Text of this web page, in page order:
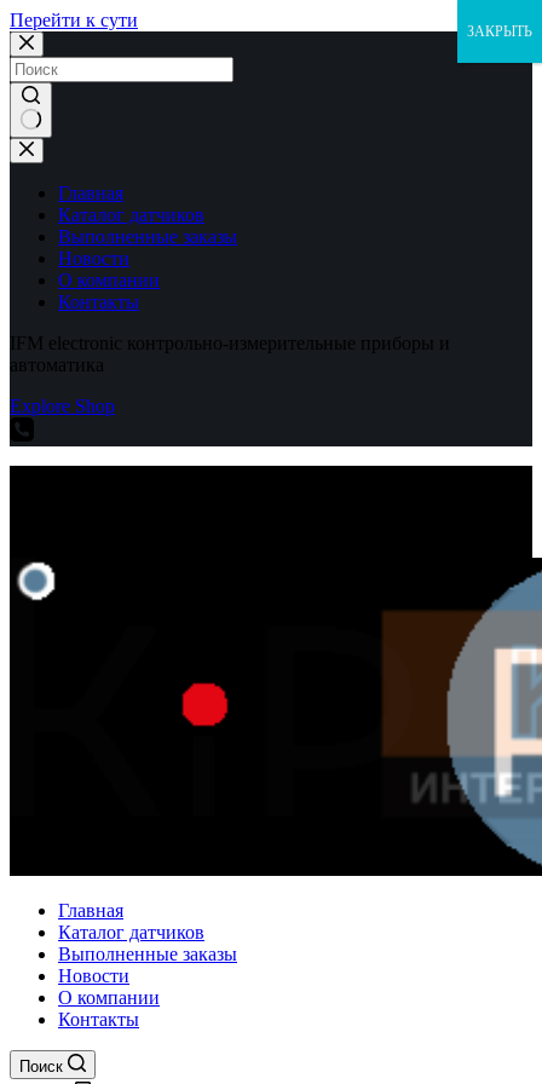
Перейти к сути
Ничего
не
найденоГлавная
Каталог датчиков
Выполненные заказы
Новости
О компании
Контакты
IFM electronic контрольно-измерительные приборы и
автоматика
Explore Shop
Главная
Каталог датчиков
Выполненные заказы
Новости
О компании
Контакты
Поиск
ЗАКРЫТЬ